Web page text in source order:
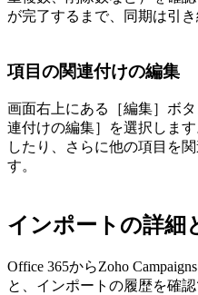
が完了するまで、同期は引き
項目の関連付けの編集
画面右上にある［編集］ボ
連付けの編集］を選択しま
したり、さらに他の項目を
す。
インポートの詳細
Office 365からZoho
と、インポートの履歴を確